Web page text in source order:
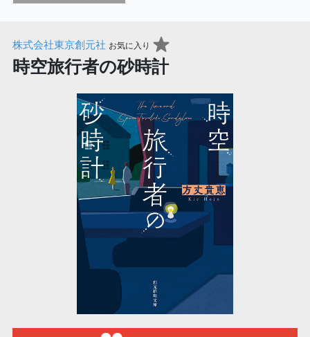
株式会社東京創元社 お気に入り
時空旅行者の砂時計